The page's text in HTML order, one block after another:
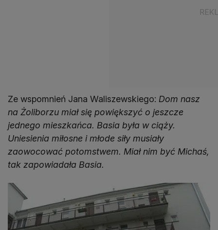
Ze wspomnień Jana Waliszewskiego: Dom nasz
na Żoliborzu miał się powiększyć o jeszcze
jednego mieszkańca. Basia była w ciąży.
Uniesienia miłosne i młode siły musiały
zaowocować potomstwem. Miał nim być Michaś,
tak zapowiadała Basia.